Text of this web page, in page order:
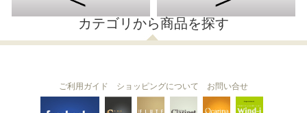
カテゴリから商品を探す
ご利用ガイド ショッピングについて お問い合せ